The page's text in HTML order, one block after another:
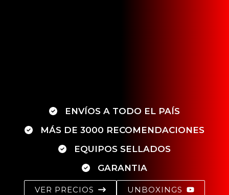
ENVÍOS A TODO EL PAÍS
MÁS DE 3000 RECOMENDACIONES
EQUIPOS SELLADOS
GARANTIA
VER PRECIOS UNBOXINGS